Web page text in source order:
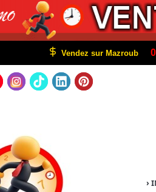
Vendez sur Mazroub
›